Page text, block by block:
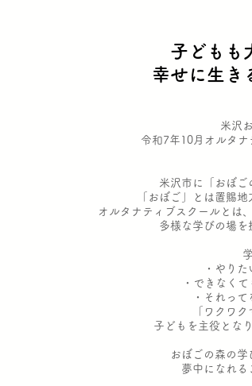
子どもも
幸せに生き
米沢
令和7年10月オルタ
米沢市に「おぼご
「おぼご」とは置賜
オルタナティブスクールとは
多様な学びの場を
・やり
・できなく
・それっ
「ワクワ
子どもを主役とな
おぼごの森の学
夢中になれる